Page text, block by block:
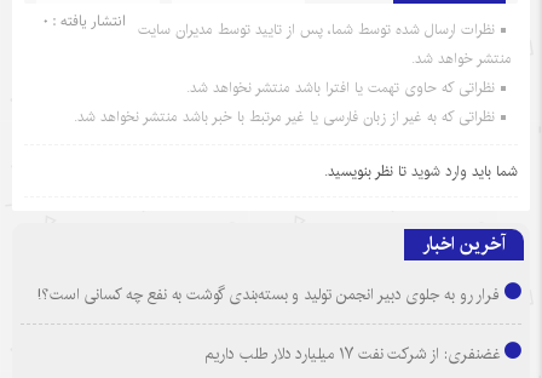
انتشار یافته : 0 نظرات ارسال شده توسط شما، پس از تایید توسط مدیران سایت
منتشر خواهد شد.
نظراتی که حاوی تهمت یا افترا باشد منتشر نخواهد شد.
نظراتی که به غیر از زبان فارسی یا غیر مرتبط با خبر باشد منتشر نخواهد شد.
شما باید وارد شوید تا نظر بنویسید.
آخرین اخبار
فرار رو به جلوی دبیر انجمن تولید و بسته‌بندی گوشت به نفع چه کسانی است؟!
غضنفری: از شرکت نفت ۱۷ میلیارد دلار طلب داریم